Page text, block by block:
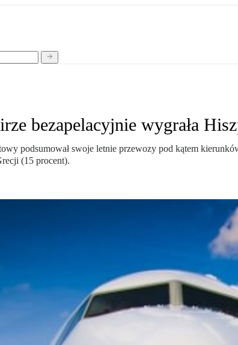
bezapelacyjnie wygrała
podsumował swoje letnie przewozy pod kątem
(15 procent).